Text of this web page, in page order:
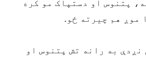
پتنوس او دستپاک مو کره
موږ هم چیرته ځو.
نږدې به رانه تش پتنوس او